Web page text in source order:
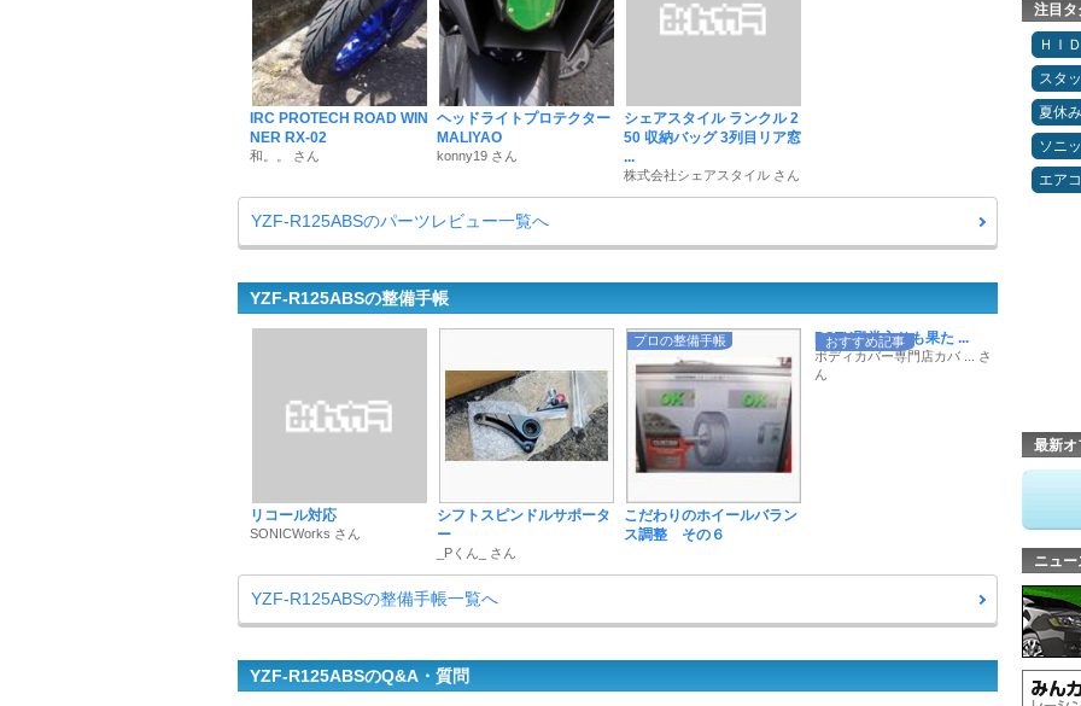
IRC PROTECH ROAD WIN
NER RX-02
和。。 さん
ヘッドライトプロテクター
MALIYAO
konny19 さん
シェアスタイル ランクル 2
50 収納バッグ 3列目リア窓
...
株式会社シェアスタイル さん
YZF-R125ABSのパーツレビュー一覧へ
YZF-R125ABSの整備手帳
リコール対応
SONICWorks さん
シフトスピンドルサポータ
ー
_Pくん_ さん
プロの整備手帳
こだわりのホイールバラン
ス調整 その６
おすすめ記事
POTY殿堂入りも果た ...
ボディカバー専門店カバ ... さ
ん
YZF-R125ABSの整備手帳一覧へ
YZF-R125ABSのQ&A・質問
注目タ
ＨＩ
スタ
夏休み
ソニ
エア
最新オ
ニュー